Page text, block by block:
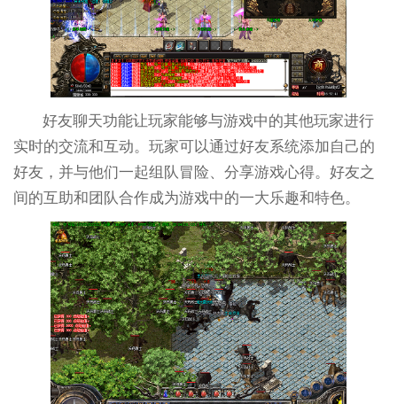
好友聊天功能让玩家能够与游戏中的其他玩家进行
实时的交流和互动。玩家可以通过好友系统添加自己的
好友，并与他们一起组队冒险、分享游戏心得。好友之
间的互助和团队合作成为游戏中的一大乐趣和特色。